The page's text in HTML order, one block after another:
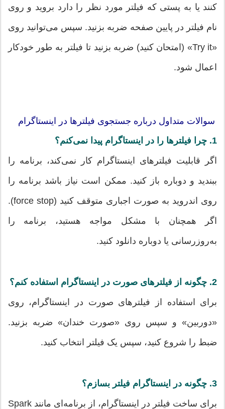
کنند یا به پستی که فیلتر مورد نظر را دارد بروید و روی
نام فیلتر در پایین صفحه ضربه بزنید. سپس می‌توانید روی
«Try it» (امتحان کنید) ضربه بزنید تا فیلتر به طور خودکار
اعمال شود.
سوالات متداول درباره جستجوی فیلترها در اینستاگرام
1. چرا فیلترها را در اینستاگرام پیدا نمی‌کنم؟
اگر قابلیت فیلترهای اینستاگرام کار نمی‌کند، برنامه را
ببندید و دوباره باز کنید. ممکن است نیاز باشد برنامه را
روی اندروید به صورت اجباری متوقف کنید (force stop).
اگر همچنان با مشکل مواجه هستید، برنامه را
به‌روزرسانی یا دوباره دانلود کنید.
2. چگونه از فیلترهای صورت در اینستاگرام استفاده کنم؟
برای استفاده از فیلترهای صورت در اینستاگرام، روی
«دوربین» و سپس روی «صورت خندان» ضربه بزنید.
ضبط را شروع کنید، سپس یک فیلتر انتخاب کنید.
3. چگونه در اینستاگرام فیلتر بسازم؟
برای ساخت فیلتر در اینستاگرام، از برنامه‌ای مانند Spark